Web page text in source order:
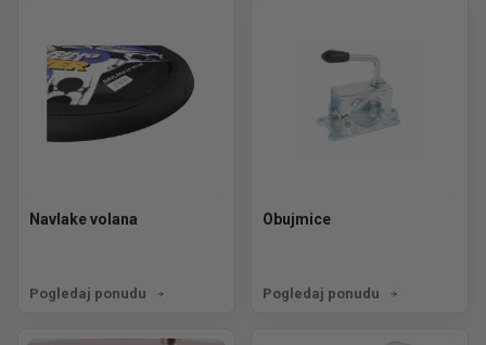
Navlake volana
Pogledaj ponudu
Obujmice
Pogledaj ponudu